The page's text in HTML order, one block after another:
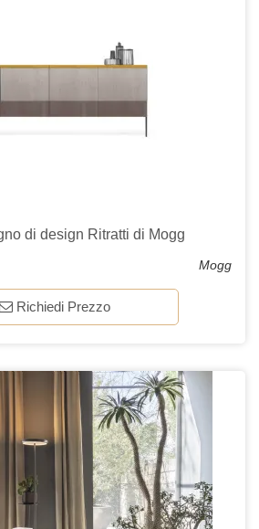
di design Ritratti di Mogg
Mogg
Richiedi Prezzo